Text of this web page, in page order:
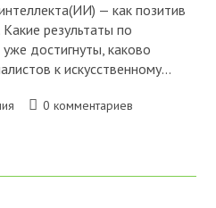
— как позитив
результаты по
достигнуты, каково
к искусственному…
Комментарии
0 комментариев